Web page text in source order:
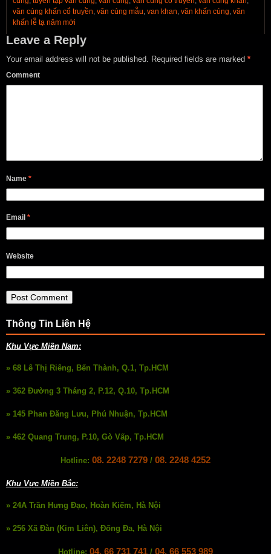
văn cúng khấn cổ truyền, văn cúng mẫu, van khan, văn khấn cúng, văn
khấn lễ tạ năm mới
Leave a Reply
Your email address will not be published. Required fields are marked *
Comment
Name *
Email *
Website
Thông Tin Liên Hệ
Khu Vực Miền Nam:
» 68 Lê Thị Riêng, Bến Thành, Q.1, Tp.HCM
» 362 Đường 3 Tháng 2, P.12, Q.10, Tp.HCM
» 145 Phan Đăng Lưu, Phú Nhuận, Tp.HCM
» 462 Quang Trung, P.10, Gò Vấp, Tp.HCM
Hotline: 08. 2248 7279 / 08. 2248 4252
Khu Vực Miền Bắc:
» 24A Trần Hưng Đạo, Hoàn Kiếm, Hà Nội
» 256 Xã Đàn (Kim Liên), Đống Đa, Hà Nội
Hotline: 04. 66 731 741 / 04. 66 553 989